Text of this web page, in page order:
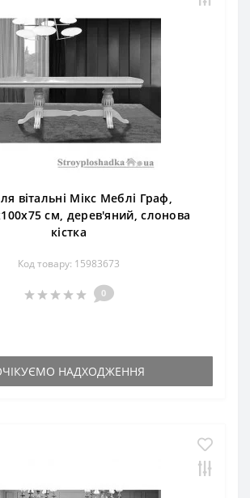
вітальні Мікс Меблі Граф,
см, дерев'яний, слонова
кістка
Код товару: 15983673
0
НАДХОДЖЕННЯ